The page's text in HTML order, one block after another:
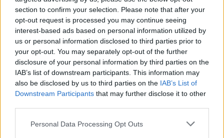
section to confirm your selection. Please note that after your
opt-out request is processed you may continue seeing
interest-based ads based on personal information utilized by
us or personal information disclosed to third parties prior to
your opt-out. You may separately opt-out of the further
disclosure of your personal information by third parties on the
IAB’s list of downstream participants. This information may
also be disclosed by us to third parties on the IAB’s List of
Downstream Participants that may further disclose it to other
Personal Data Processing Opt Outs
naTemat extra